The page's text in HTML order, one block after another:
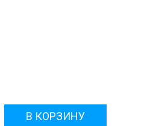
В КОРЗИНУ